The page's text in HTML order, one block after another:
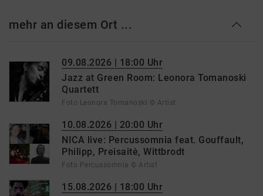
mehr an diesem Ort ...
09.08.2026 | 18:00 Uhr
Jazz at Green Room: Leonora Tomanoski
Quartett
Foto Leonora Tomanoski © Artist
10.08.2026 | 20:00 Uhr
NICA live: Percussomnia feat. Gouffault,
Philipp, Preisaitė, Wittbrodt
Foto Percussomnia © Artist
15.08.2026 | 18:00 Uhr